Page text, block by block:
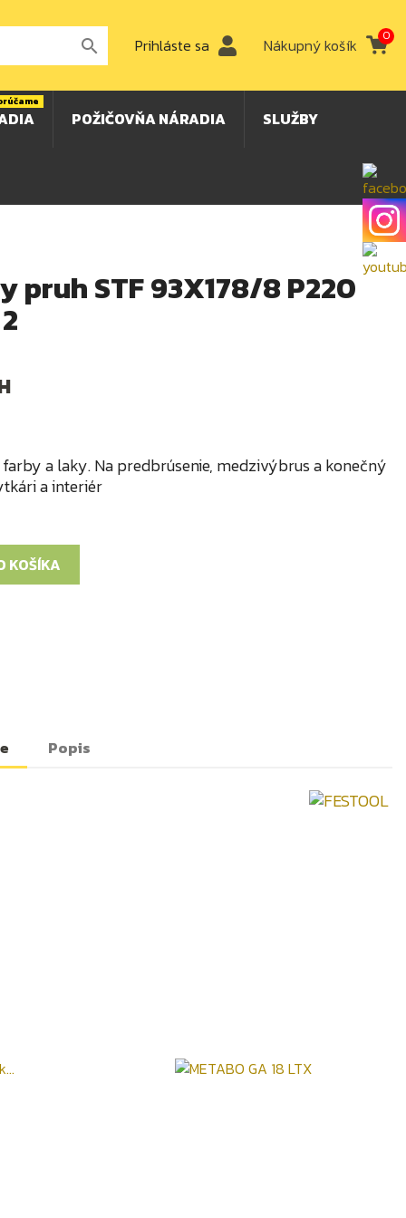
 Prihláste sa Nákupný košík 0
POŽIČOVŇA NÁRADIA SLUŽBY
pruh STF 93X178/8 P220
a laky. Na predbrúsenie, medzivýbrus a konečný
a interiér
KOŠÍKA
Popis